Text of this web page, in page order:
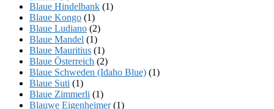
Blaue Hindelbank (1)
Blaue Kongo (1)
Blaue Ludiano (2)
Blaue Mandel (1)
Blaue Mauritius (1)
Blaue Österreich (2)
Blaue Schweden (Idaho Blue) (1)
Blaue Suti (1)
Blaue Zimmerli (1)
Blauwe Eigenheimer(1)